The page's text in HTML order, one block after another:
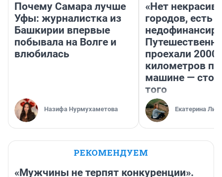
Почему Самара лучше
Уфы: журналистка из
Башкирии впервые
побывала на Волге и
влюбилась
Назифа Нурмухаметова
«Нет
городов, есть
проехали 2000
километров по
машине —
того
Екатерина
РЕКОМЕНДУЕМ
«Мужчины не терпят конкуренции».